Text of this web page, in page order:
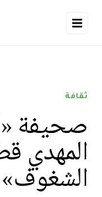
ثقافة
صحيفة
المهدي
الشغوف»